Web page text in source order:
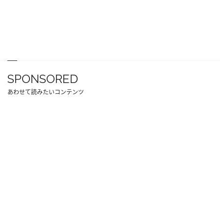
SPONSORED
あわせて読みたいコンテンツ